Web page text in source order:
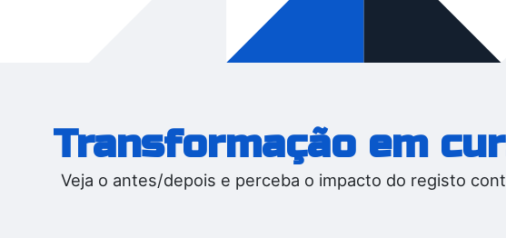
Transformação em
Veja o antes/depois e perceba o impacto do registo